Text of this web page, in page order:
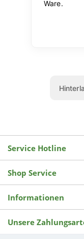
Service Hotline
Shop Service
Informationen
Unsere